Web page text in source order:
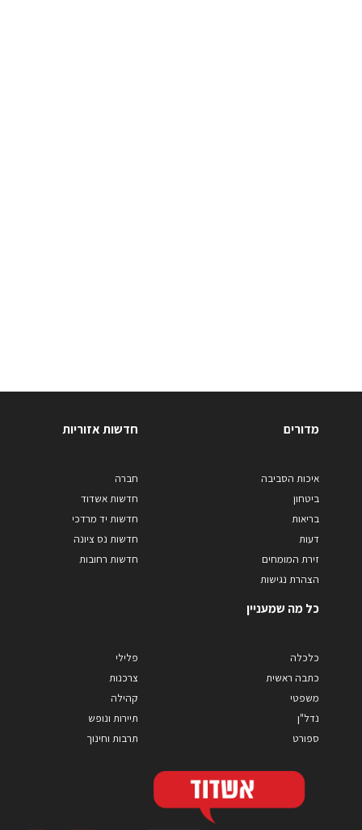
מדורים
איכות הסביבה
ביטחון
בריאות
דעות
זירת המומחים
הצהרת נגישות
חדשות אזוריות
חברה
חדשות אשדוד
חדשות יד מרדכי
חדשות נס ציונה
חדשות רחובות
כל מה שמעניין
כלכלה
כתבה ראשית
משפטי
נדל"ן
ספורט
פלילי
צרכנות
קהילה
תיירות ונופש
תרבות וחינוך